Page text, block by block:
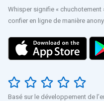
Whisper signifie « chuchotement
confier en ligne de manière
Basé sur le développement de